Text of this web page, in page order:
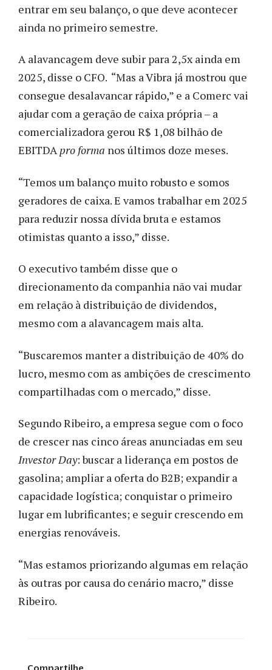
entrar em seu balanço, o que deve acontecer
ainda no primeiro semestre.
A alavancagem deve subir para 2,5x ainda em
2025, disse o CFO. “Mas a Vibra já mostrou que
consegue desalavancar rápido,” e a Comerc vai
ajudar com a geração de caixa própria – a
comercializadora gerou R$ 1,08 bilhão de
EBITDApro forma nos últimos doze meses.
“Temos um balanço muito robusto e somos
geradores de caixa. E vamos trabalhar em 2025
para reduzir nossa dívida bruta e estamos
otimistas quanto a isso,” disse.
O executivo também disse que o
direcionamento da companhia não vai mudar
em relação à distribuição de dividendos,
mesmo com a alavancagem mais alta.
“Buscaremos manter a distribuição de 40% do
lucro, mesmo com as ambições de crescimento
compartilhadas com o mercado,” disse.
Segundo Ribeiro, a empresa segue com o foco
de crescer nas cinco áreas anunciadas em seu
Investor Day: buscar a liderança em postos de
gasolina; ampliar a oferta do B2B; expandir a
capacidade logística; conquistar o primeiro
lugar em lubrificantes; e seguir crescendo em
energias renováveis.
“Mas estamos priorizando algumas em relação
às outras por causa do cenário macro,” disse
Ribeiro.
Compartilhe